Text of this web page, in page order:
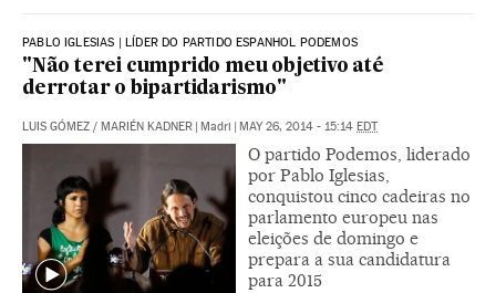
PABLO IGLESIAS | LÍDER DO PARTIDO ESPANHOL PODEMOS
"Não terei cumprido meu objetivo até
derrotar o bipartidarismo"
LUIS GÓMEZ / MARIÉN KADNER | Madri | MAY 26, 2014 - 15:14 EDT
O partido Podemos, liderado
por Pablo Iglesias,
conquistou cinco cadeiras no
parlamento europeu nas
eleições de domingo e
prepara a sua candidatura
para 2015